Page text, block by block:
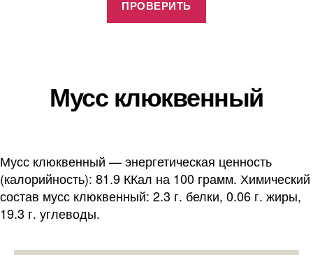
Мусс клюквенный
Мусс клюквенный — энергетическая ценность
(калорийность): 81.9 ККал на 100 грамм. Химический
состав мусс клюквенный: 2.3 г. белки, 0.06 г. жиры,
19.3 г. углеводы.